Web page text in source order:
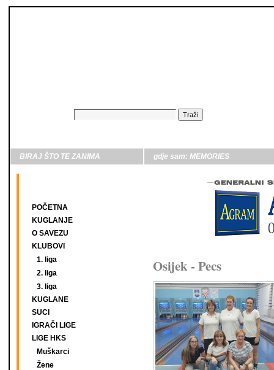
BIRAJ ŠTO TE ZANIMA
POČETNA
KUGLANJE
O SAVEZU
KLUBOVI
1. liga
2. liga
3. liga
KUGLANE
SUCI
IGRAČI LIGE
LIGE HKS
Muškarci
Žene
gdje sam: MEMORIES
Osijek - Pecs